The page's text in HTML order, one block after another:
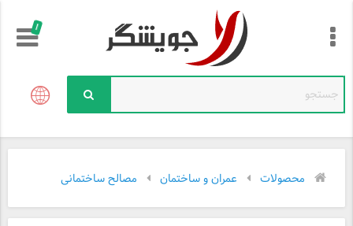
!
محصولات عمران و ساختمان مصالح ساختمانی